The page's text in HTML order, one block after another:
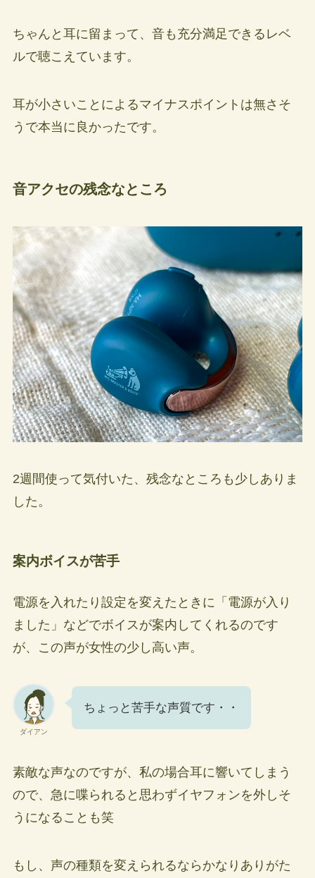
ちゃんと耳に留まって、音も充分満足できるレベ
ルで聴こえています。
耳が小さいことによるマイナスポイントは無さそ
うで本当に良かったです。
音アクセの残念なところ
2週間使って気付いた、残念なところも少しありま
した。
案内ボイスが苦手
電源を入れたり設定を変えたときに「電源が入り
ました」などでボイスが案内してくれるのです
が、この声が女性の少し高い声。
ダイアン
ちょっと苦手な声質です・・
素敵な声なのですが、私の場合耳に響いてしまう
ので、急に喋られると思わずイヤフォンを外しそ
うになることも笑
もし、声の種類を変えられるならかなりありがた